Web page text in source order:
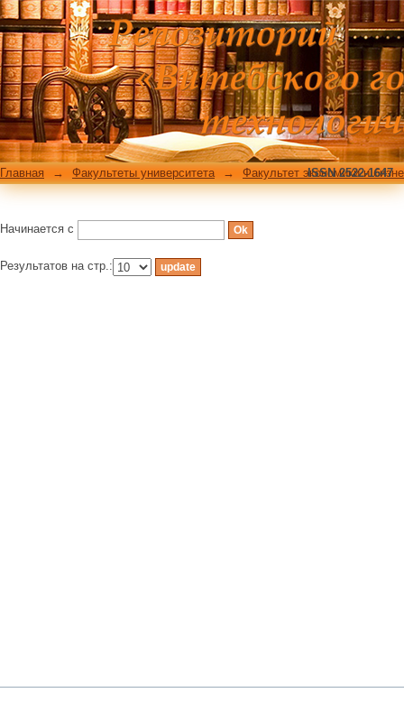
Фильтровать по: Теме
Главная → Факультеты университета → Факультет экономики и
ISSN 2522-1647
Начинается с
Результатов на стр.: